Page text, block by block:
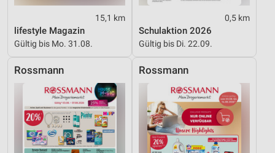
15,1 km
lifestyle Magazin
Gültig bis Mo. 31.08.
0,5 km
Schulaktion 2026
Gültig bis Di. 22.09.
Rossmann Rossmann